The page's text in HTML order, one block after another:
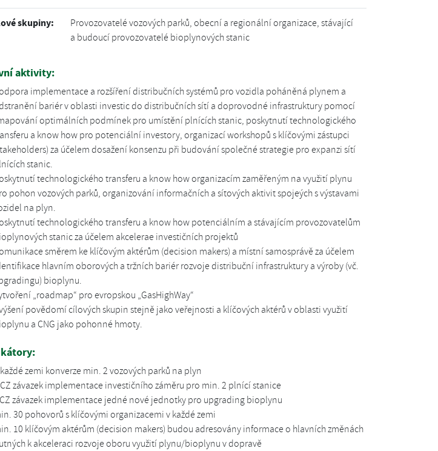
skupiny:
Provozovatelé vozových parků, obecní a regionální organizace, stávající
a budoucí provozovatelé bioplynových stanic
aktivity:
implementace a rozšíření distribučních systémů pro vozidla poháněná plynem a
bariér v oblasti investic do distribučních sítí a doprovodné infrastruktury pomocí
optimálních podmínek pro umístění plnících stanic, poskytnutí technologického
a know how pro potenciální investory, organizací workshopů s klíčovými zástupci
za účelem dosažení konsenzu při budování společné strategie pro expanzi sítí
stanic.
technologického transferu a know how organizacím zaměřeným na využití plynu
pohon vozových parků, organizování informačních a sítových aktivit spojeých s výstavami
na plyn.
technologického transferu a know how potenciálním a stávajícím provozovatelům
stanic za účelem akcelerae investičních projektů
směrem ke klíčovým aktérům (decision makers) a místní samosprávě za účelem
hlavním oborových a tržních bariér rozvoje distribuční infrastruktury a výroby (vč.
bioplynu.
„roadmap“ pro evropskou „GasHighWay“
povědomí cílových skupin stejně jako veřejnosti a klíčových aktérů v oblasti využití
a CNG jako pohonné hmoty.
zemi konverze min. 2 vozových parků na plyn
závazek implementace investičního záměru pro min. 2 plnící stanice
závazek implementace jedné nové jednotky pro upgrading bioplynu
30 pohovorů s klíčovými organizacemi v každé zemi
10 klíčovým aktérům (decision makers) budou adresovány informace o hlavních změnách
k akceleraci rozvoje oboru využití plynu/bioplynu v dopravě